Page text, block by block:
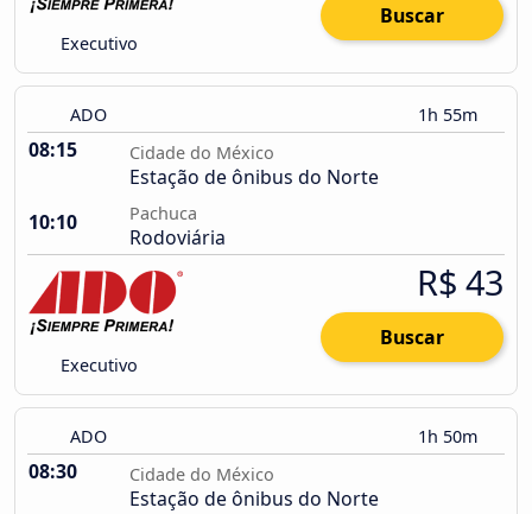
Executivo
Buscar
ADO 1h 55m
08:15 Cidade do México
Estação de ônibus do Norte
10:10
Pachuca
Rodoviária
Executivo
R$ 43
Buscar
ADO 1h 50m
08:30 Cidade do México
Estação de ônibus do Norte